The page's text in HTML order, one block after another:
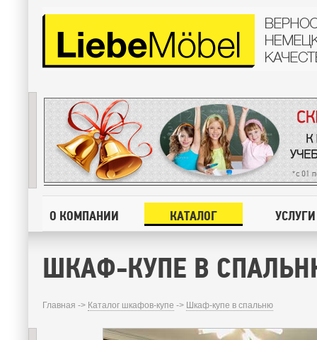
О КОМПАНИИ КАТАЛОГ УСЛУГИ
ШКАФ-КУПЕ В
Главная -> Каталог шкафов-купе -> Шкаф-купе в спальню